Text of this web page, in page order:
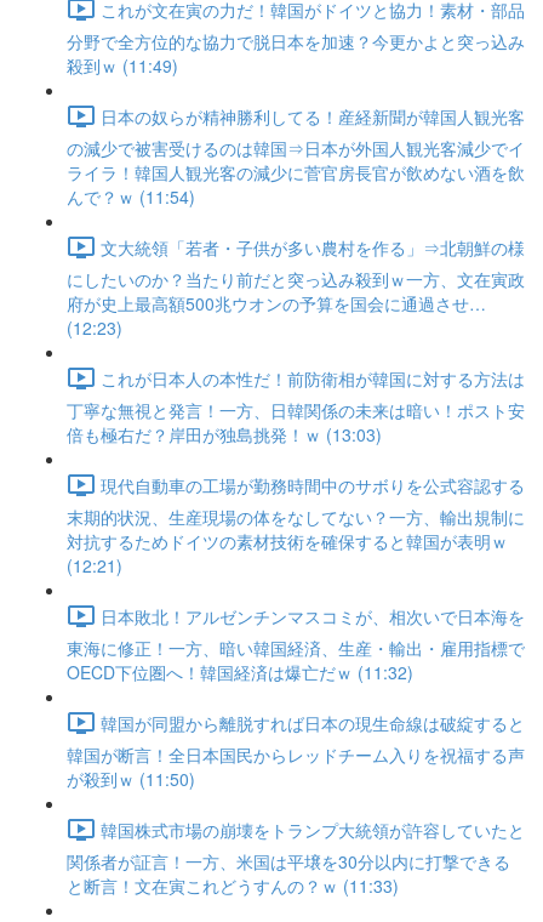
これが文在寅の力だ！韓国がドイツと協力！素材・部品
分野で全方位的な協力で脱日本を加速？今更かよと突っ込み
殺到ｗ (11:49)
日本の奴らが精神勝利してる！産経新聞が韓国人観光客
の減少で被害受けるのは韓国⇒日本が外国人観光客減少でイ
ライラ！韓国人観光客の減少に菅官房長官が飲めない酒を飲
んで？ｗ (11:54)
文大統領「若者・子供が多い農村を作る」⇒北朝鮮の様
にしたいのか？当たり前だと突っ込み殺到ｗ一方、文在寅政
府が史上最高額500兆ウオンの予算を国会に通過させ…
(12:23)
これが日本人の本性だ！前防衛相が韓国に対する方法は
丁寧な無視と発言！一方、日韓関係の未来は暗い！ポスト安
倍も極右だ？岸田が独島挑発！ｗ (13:03)
現代自動車の工場が勤務時間中のサボりを公式容認する
末期的状況、生産現場の体をなしてない？一方、輸出規制に
対抗するためドイツの素材技術を確保すると韓国が表明ｗ
(12:21)
日本敗北！アルゼンチンマスコミが、相次いで日本海を
東海に修正！一方、暗い韓国経済、生産・輸出・雇用指標で
OECD下位圏へ！韓国経済は爆亡だｗ (11:32)
韓国が同盟から離脱すれば日本の現生命線は破綻すると
韓国が断言！全日本国民からレッドチーム入りを祝福する声
が殺到ｗ (11:50)
韓国株式市場の崩壊をトランプ大統領が許容していたと
関係者が証言！一方、米国は平壌を30分以内に打撃できる
と断言！文在寅これどうすんの？ｗ (11:33)